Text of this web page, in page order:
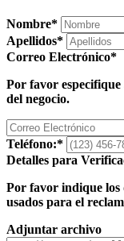
Nombre*
Apellidos*
Correo Electrónico*
Por favor
del negocio.
Teléfono:*
Detalles para
Por favor indique los
usados para el
Adjuntar archivo